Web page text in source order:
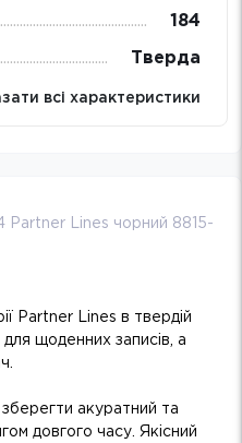
184
Тверда
всі характеристики
Lines чорний 8815-
Partner Lines в твердій
щоденних записів, а
акуратний та
довгого часу. Якісний